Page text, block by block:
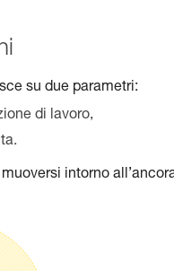
su due parametri:
di lavoro,
intorno